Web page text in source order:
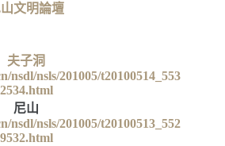
文明論壇
夫子洞
nsdl/nsls/201005/t20100514_553
2534.html
尼山
nsdl/nsls/201005/t20100513_552
9532.html